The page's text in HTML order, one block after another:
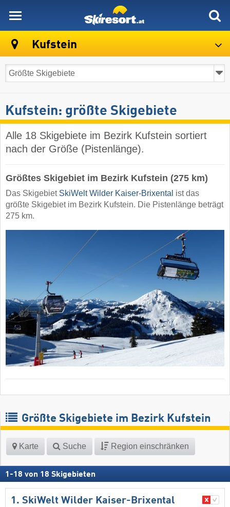
Kufstein
Kufstein: größte Skigebiete
Alle 18 Skigebiete im Bezirk Kufstein sortiert
nach der Größe (Pistenlänge).
Größtes Skigebiet im Bezirk Kufstein (275 km)
Das Skigebiet SkiWelt Wilder Kaiser-Brixental ist das
größte Skigebiet im Bezirk Kufstein. Die Pistenlänge beträgt
275 km.
Größte Skigebiete im Bezirk Kufstein
Karte Suche Region einschränken
1 -18 von 18 Skigebieten
1. SkiWelt Wilder Kaiser-Brixental